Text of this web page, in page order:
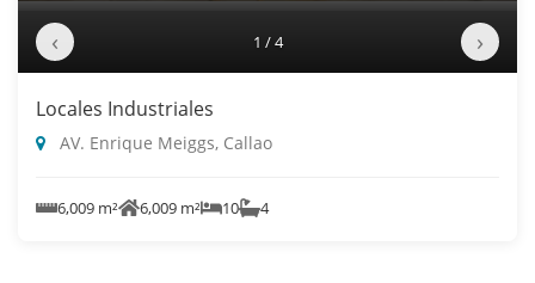
‹ 1 / 4 ›
Locales Industriales
AV. Enrique Meiggs, Callao
6,009 m² 6,009 m² 10 4